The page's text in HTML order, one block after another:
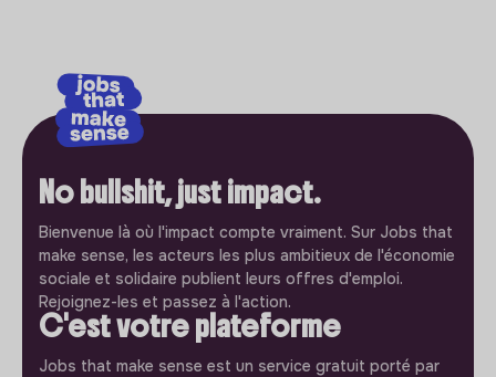
No bullshit, just impact.
Bienvenue là où l'impact compte vraiment. Sur Jobs that
make sense, les acteurs les plus ambitieux de l'économie
sociale et solidaire publient leurs offres d'emploi.
Rejoignez-les et passez à l'action.
C'est votre plateforme
Jobs that make sense est un service gratuit porté par